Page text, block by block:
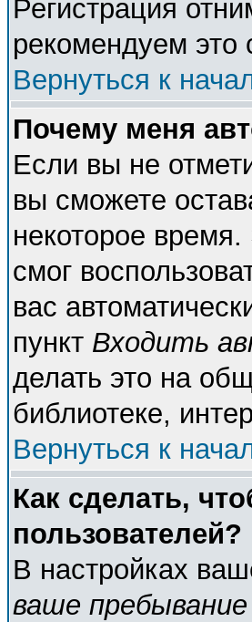
Регистрация
рекомендуем это
Вернуться к
Почему меня
Если вы не
вы сможете
некоторое
смог
вас
пункт Входить
делать это на
библиотеке,
Вернуться к
Как сделать,
пользователей?
В настройках
ваше